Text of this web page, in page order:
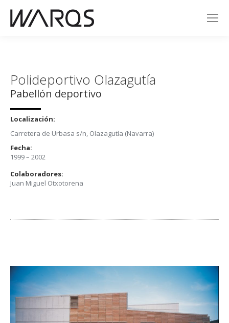
Polideportivo Olazagutía
Pabellón deportivo
Localización:
Carretera de Urbasa s/n, Olazagutía (Navarra)
Fecha:
1999 – 2002
Colaboradores:
Juan Miguel Otxotorena